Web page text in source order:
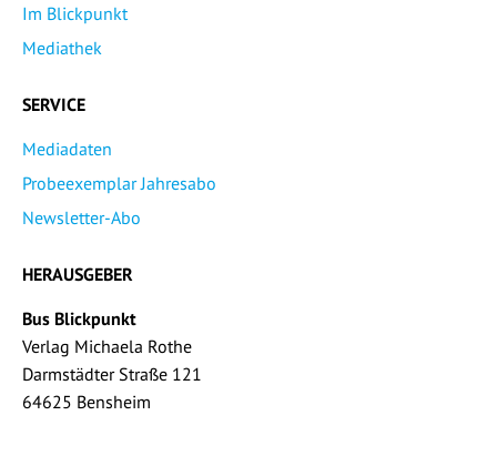
Im Blickpunkt
Mediathek
SERVICE
Mediadaten
Probeexemplar Jahresabo
Newsletter-Abo
HERAUSGEBER
Bus Blickpunkt
Verlag Michaela Rothe
Darmstädter Straße 121
64625 Bensheim